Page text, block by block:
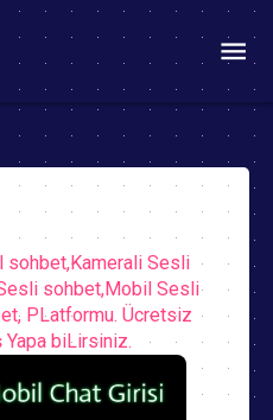
Sesli
sohbet,Mobil Sesli
PLatformu. Ücretsiz
biLirsiniz.